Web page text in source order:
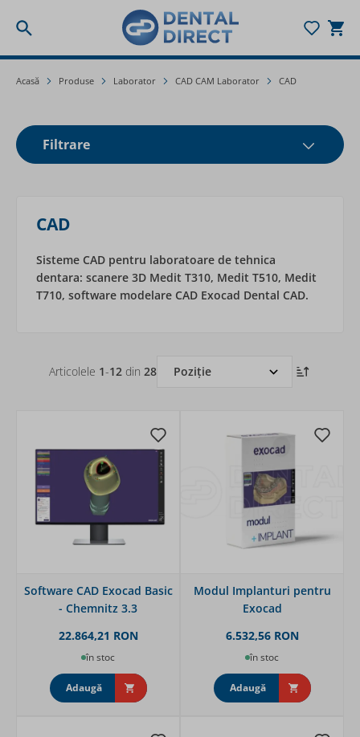
Acasă Produse Laborator CAD CAM Laborator CAD
Filtrare
CAD
Sisteme CAD pentru laboratoare de tehnica
dentara: scanere 3D Medit T310, Medit T510, Medit
T710, software modelare CAD Exocad Dental CAD.
Articolele 1-12din 28
Software CAD Exocad Basic
- Chemnitz 3.3
22.864,21 RON
în stoc
Adaugă
Modul Implanturi pentru
Exocad
6.532,56 RON
în stoc
Adaugă